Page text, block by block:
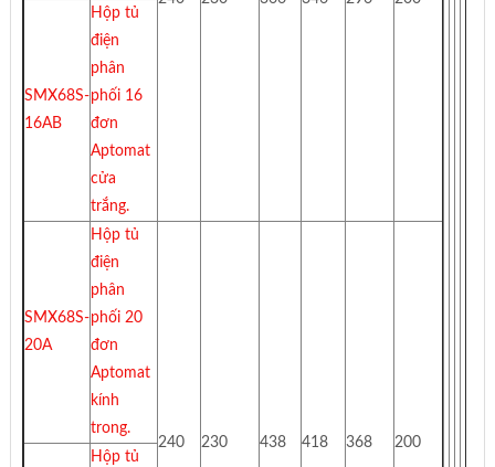
SMX68S-
16AB
Hộp tủ
điện
phân
phối 16
đơn
Aptomat
cửa
trắng.
SMX68S-
20A
Hộp tủ
điện
phân
phối 20
đơn
Aptomat
kính
trong.
240
230 438 418 368 200
Hộp tủ